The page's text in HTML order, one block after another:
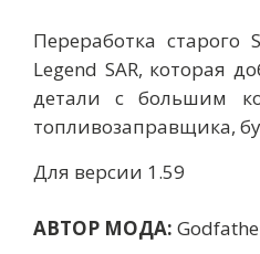
Переработка старого
Legend SAR, которая
детали с большим
топливозаправщика,
Для версии 1.59
АВТОР МОДА: